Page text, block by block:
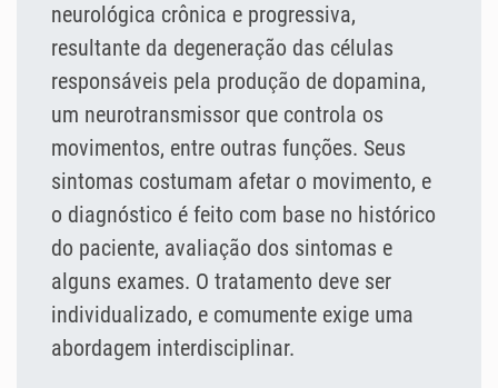
neurológica crônica e progressiva,
resultante da degeneração das células
responsáveis pela produção de dopamina,
um neurotransmissor que controla os
movimentos, entre outras funções. Seus
sintomas costumam afetar o movimento, e
o diagnóstico é feito com base no histórico
do paciente, avaliação dos sintomas e
alguns exames. O tratamento deve ser
individualizado, e comumente exige uma
abordagem interdisciplinar.